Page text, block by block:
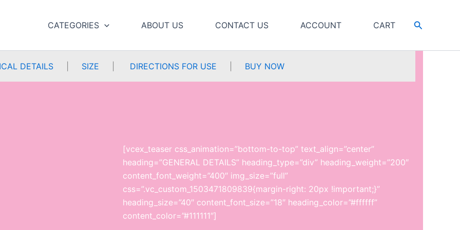
CATEGORIES ABOUT US CONTACT US ACCOUNT CART Search
DETAILS SIZE DIRECTIONS FOR USE BUY NOW
[vcex_teaser css_animation=”bottom-to-top” text_align=”center”
heading=”GENERAL DETAILS” heading_type=”div” heading_weight=”200″
content_font_weight=”400″ img_size=”full”
css=”.vc_custom_1503471809839{margin-right: 20px !important;}”
heading_size=”40″ content_font_size=”18″ heading_color=”#ffffff”
content_color=”#111111″]